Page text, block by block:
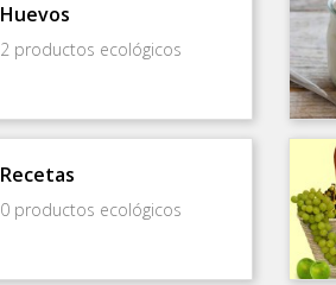
Huevos
2 productos ecológicos
Recetas
0 productos ecológicos